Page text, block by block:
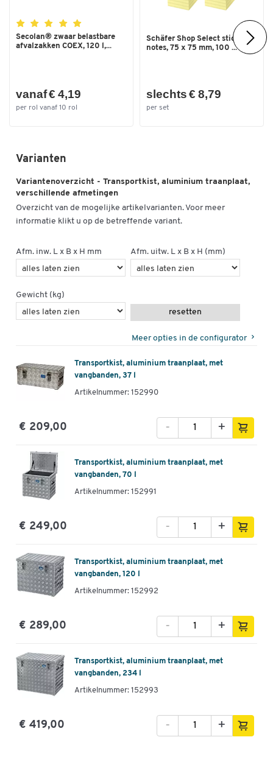
Materiaal aluminium
Recycleerbaar
Type
Uitrusting Vangbanden
Uitvoering
veiligheidshandgrepen
Uitvoering wanden gesloten
Uitw. breedte (mm) 275
Uitw. hoogte (mm)
Uitw. lengte (mm)
Kleuren
aluzilver
Afmetingen
Secolan® zwaar belastbare
afvalzakken COEX, 120 l,...
vanaf € 4,19
per rol vanaf 10 rol
Schäfer Shop Select sticky
notes, 75 x 75 mm, 100 ...
slechts € 8,79
per set
Varianten
Variantenoverzicht - Transportkist, aluminium traanplaat,
verschillende afmetingen
Overzicht van de mogelijke artikelvarianten. Voor meer
informatie klikt u op de betreffende variant.
Afm. inw. L x B x H mm Afm. uitw. L x B x H (mm)
Gewicht (kg)
resetten
Meer opties in de configurator
Transportkist, aluminium traanplaat, met
vangbanden, 37 l
Artikelnummer: 152990
€ 209,00 +
-
Transportkist, aluminium traanplaat, met
vangbanden, 70 l
Artikelnummer: 152991
€ 249,00 +
-
Transportkist, aluminium traanplaat, met
vangbanden, 120 l
Artikelnummer: 152992
€ 289,00 +
-
Transportkist, aluminium traanplaat, met
vangbanden, 234 l
Artikelnummer: 152993
€ 419,00 +
-